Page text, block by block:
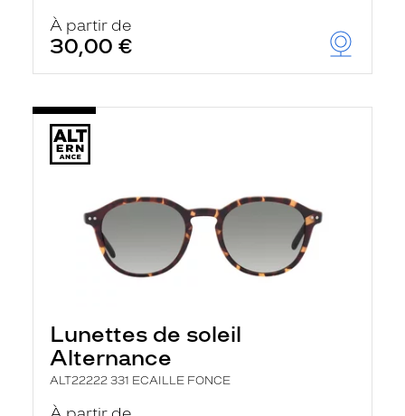
À partir de
30,00 €
Lunettes de soleil
Alternance
ALT22222 331 ECAILLE FONCE